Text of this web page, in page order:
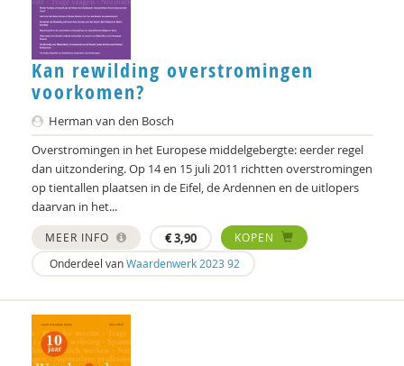
Jan den Bakker
Willem den Hartog
Gerda van Dijk
Josje Dikkers
Joep Dohmen
Simone van Dongen
Gerard Drosterij
Ingrid Groot
Iris Hartog
Henriette Hoogenkamp
Kan rewilding overstromingen
voorkomen?
Herman van den Bosch
Overstromingen in het Europese middelgebergte: eerder regel
dan uitzondering. Op 14 en 15 juli 2011 richtten overstromingen
op tientallen plaatsen in de Eifel, de Ardennen en de uitlopers
daarvan in het...
MEER INFO €3,90
KOPEN
Onderdeel vanWaardenwerk 2023 92